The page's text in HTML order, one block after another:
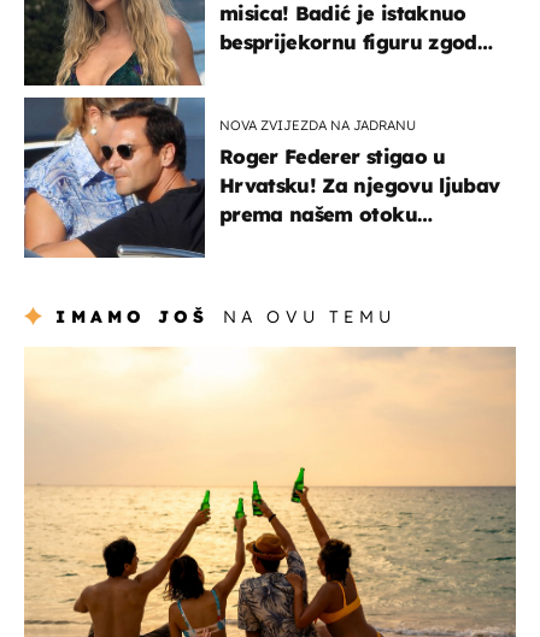
misica! Badić je istaknuo
besprijekornu figuru zgodne
NOVA ZVIJEZDA NA JADRANU
Roger Federer stigao u
Hrvatsku! Za njegovu ljubav
prema našem otoku
IMAMO JOŠ NA OVU TEMU